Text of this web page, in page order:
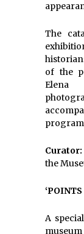
The
of the
Elena
Curator:
the
A